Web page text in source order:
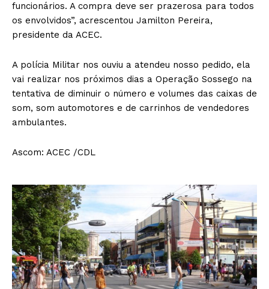
funcionários. A compra deve ser prazerosa para todos
os envolvidos”, acrescentou Jamilton Pereira,
presidente da ACEC.
A polícia Militar nos ouviu a atendeu nosso pedido, ela
vai realizar nos próximos dias a Operação Sossego na
tentativa de diminuir o número e volumes das caixas de
som, som automotores e de carrinhos de vendedores
ambulantes.
Ascom: ACEC /CDL